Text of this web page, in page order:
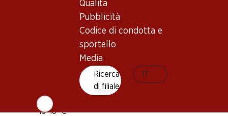
Qualità
Pubblicità
Codice di condotta e
sportello
Media
Ricerca
di filiale
Maturità di beva
Temperatura di beva
16–18 °C